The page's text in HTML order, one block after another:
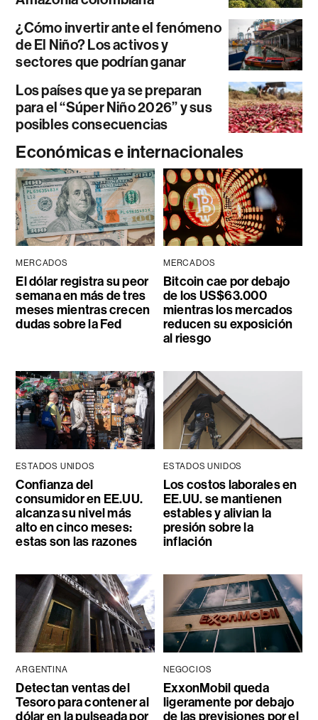
¿Cómo invertir ante el fenómeno
de El Niño? Los activos y
sectores que podrían ganar
Los países que ya se preparan
para el “Súper Niño 2026” y sus
posibles consecuencias
Económicas e internacionales
MERCADOS
El dólar registra su peor
semana en más de tres
meses mientras crecen
dudas sobre la Fed
MERCADOS
Bitcoin cae por debajo
de los US$63.000
mientras los mercados
reducen su exposición
al riesgo
ESTADOS UNIDOS
Confianza del
consumidor en EE.UU.
alcanza su nivel más
alto en cinco meses:
estas son las razones
ESTADOS UNIDOS
Los costos laborales en
EE.UU. se mantienen
estables y alivian la
presión sobre la
inflación
ARGENTINA
Detectan ventas del
Tesoro para contener al
dólar en la pulseada por
NEGOCIOS
ExxonMobil queda
ligeramente por debajo
de las previsiones por el